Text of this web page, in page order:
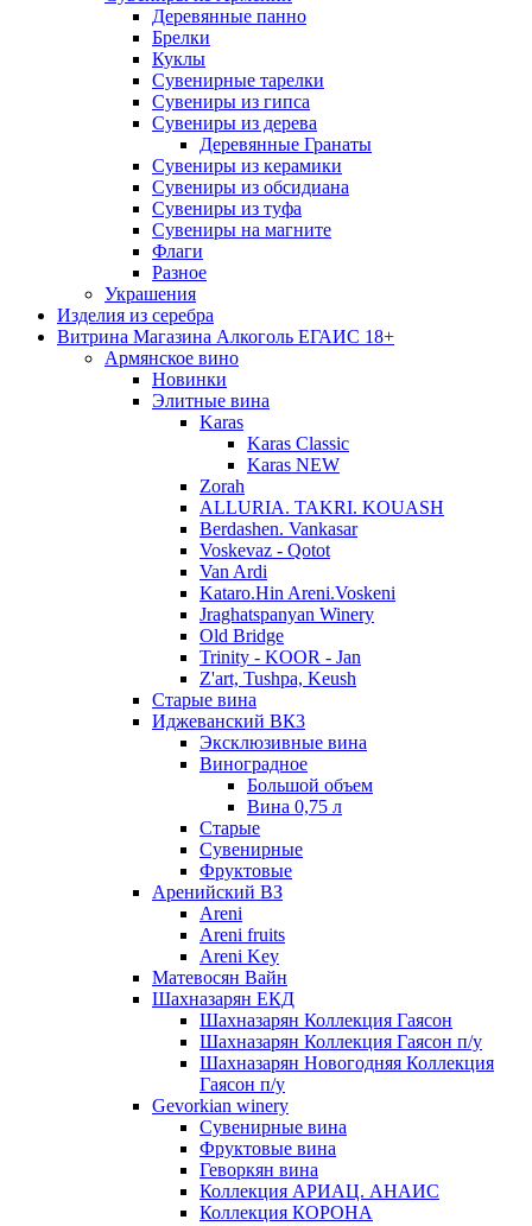
Деревянные панно
Брелки
Куклы
Сувенирные тарелки
Сувениры из гипса
Сувениры из дерева
Деревянные Гранаты
Сувениры из керамики
Сувениры из обсидиана
Сувениры из туфа
Сувениры на магните
Флаги
Разное
Украшения
Изделия из серебра
Витрина Магазина Алкоголь ЕГАИС 18+
Армянское вино
Новинки
Элитные вина
Karas
Karas Classic
Karas NEW
Zorah
ALLURIA. TAKRI. KOUASH
Berdashen. Vankasar
Voskevaz - Qotot
Van Ardi
Kataro.Hin Areni.Voskeni
Jraghatspanyan Winery
Old Bridge
Trinity - KOOR - Jan
Z'art, Tushpa, Keush
Старые вина
Иджеванский ВК3
Эксклюзивные вина
Виноградное
Большой объем
Вина 0,75 л
Старые
Сувенирные
Фруктовые
Аренийский ВЗ
Areni
Areni fruits
Areni Key
Матевосян Вайн
Шахназарян ЕКД
Шахназарян Коллекция Гаясон
Шахназарян Коллекция Гаясон п/у
Шахназарян Новогодняя Коллекция
Гаясон п/у
Gevorkian winery
Сувенирные вина
Фруктовые вина
Геворкян вина
Коллекция АРИАЦ. АНАИС
Коллекция КОРОНА